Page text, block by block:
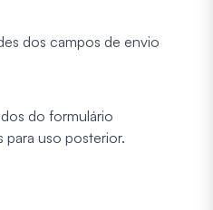
dos campos de envio
do formulário
para uso posterior.